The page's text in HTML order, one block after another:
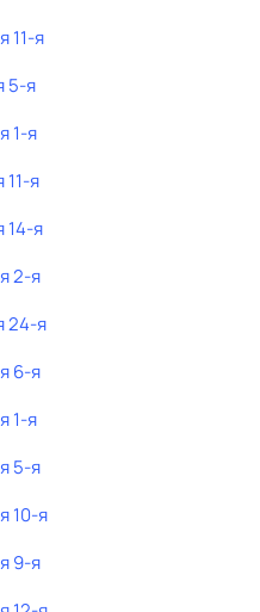
11-я
5-я
1-я
11-я
14-я
2-я
24-я
6-я
1-я
5-я
10-я
9-я